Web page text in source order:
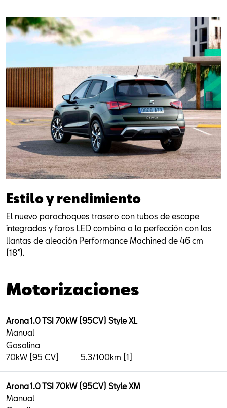
Estilo y rendimiento
El nuevo parachoques trasero con tubos de escape
integrados y faros LED combina a la perfección con las
llantas de aleación Performance Machined de 46 cm
(18”).
Motorizaciones
Arona 1.0 TSI 70kW (95CV) Style XL
Manual
Gasolina
70kW [95 CV]
5.3/100km [1]
Arona 1.0 TSI 70kW (95CV) Style XM
Manual